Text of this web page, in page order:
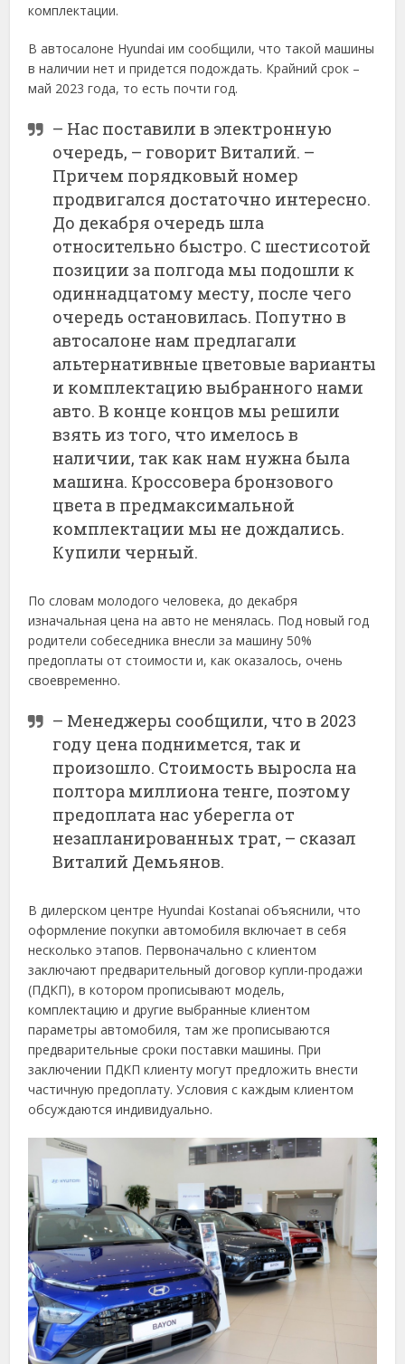
комплектации.
В автосалоне Hyundai им сообщили, что такой машины
в наличии нет и придется подождать. Крайний срок –
май 2023 года, то есть почти год.
– Нас поставили в электронную
очередь, – говорит Виталий. –
Причем порядковый номер
продвигался достаточно интересно.
До декабря очередь шла
относительно быстро. С шестисотой
позиции за полгода мы подошли к
одиннадцатому месту, после чего
очередь остановилась. Попутно в
автосалоне нам предлагали
альтернативные цветовые варианты
и комплектацию выбранного нами
авто. В конце концов мы решили
взять из того, что имелось в
наличии, так как нам нужна была
машина. Кроссовера бронзового
цвета в предмаксимальной
комплектации мы не дождались.
Купили черный.
По словам молодого человека, до декабря
изначальная цена на авто не менялась. Под новый год
родители собеседника внесли за машину 50%
предоплаты от стоимости и, как оказалось, очень
своевременно.
– Менеджеры сообщили, что в 2023
году цена поднимется, так и
произошло. Стоимость выросла на
полтора миллиона тенге, поэтому
предоплата нас уберегла от
незапланированных трат, – сказал
Виталий Демьянов.
В дилерском центре Hyundai Kostanai объяснили, что
оформление покупки автомобиля включает в себя
несколько этапов. Первоначально с клиентом
заключают предварительный договор купли-продажи
(ПДКП), в котором прописывают модель,
комплектацию и другие выбранные клиентом
параметры автомобиля, там же прописываются
предварительные сроки поставки машины. При
заключении ПДКП клиенту могут предложить внести
частичную предоплату. Условия с каждым клиентом
обсуждаются индивидуально.